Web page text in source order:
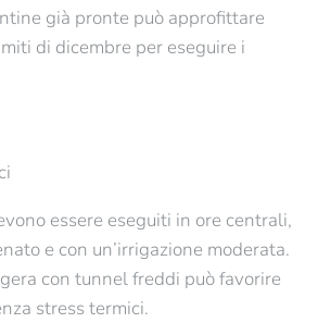
già pronte può approfittare
di dicembre per eseguire i
essere eseguiti in ore centrali,
e con un’irrigazione moderata.
con tunnel freddi può favorire
stress termici.